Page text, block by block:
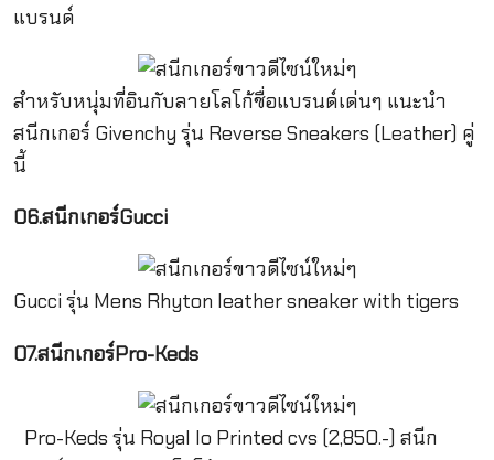
แบรนด์
สำหรับหนุ่มที่อินกับลายโลโก้ชื่อแบรนด์เด่นๆ แนะนำ
สนีกเกอร์ Givenchy รุ่น Reverse Sneakers (Leather) คู่
นี้
06.สนีกเกอร์Gucci
Gucci รุ่น Mens Rhyton leather sneaker with tigers
07.สนีกเกอร์Pro-Keds
Pro-Keds รุ่น Royal lo Printed cvs (2,850.-) สนีก